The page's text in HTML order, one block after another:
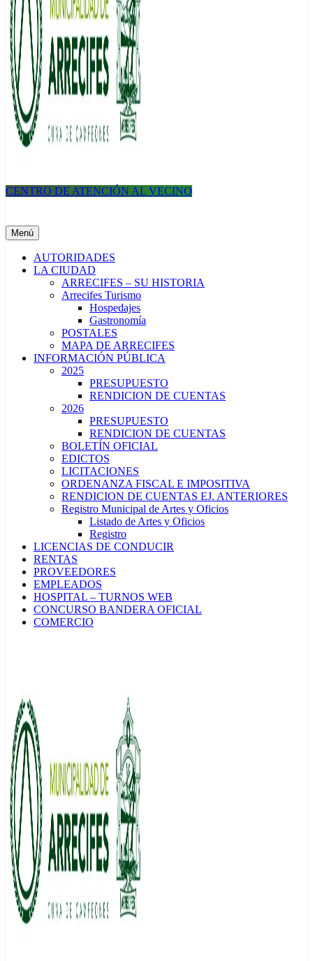
CENTRO DE ATENCIÓN AL VECINO
Menú
AUTORIDADES
LA CIUDAD
ARRECIFES – SU HISTORIA
Arrecifes Turismo
Hospedajes
Gastronomía
POSTALES
MAPA DE ARRECIFES
INFORMACIÓN PÚBLICA
2025
PRESUPUESTO
RENDICION DE CUENTAS
2026
PRESUPUESTO
RENDICION DE CUENTAS
BOLETÍN OFICIAL
EDICTOS
LICITACIONES
ORDENANZA FISCAL E IMPOSITIVA
RENDICION DE CUENTAS EJ. ANTERIORES
Registro Municipal de Artes y Oficios
Listado de Artes y Oficios
Registro
LICENCIAS DE CONDUCIR
RENTAS
PROVEEDORES
EMPLEADOS
HOSPITAL – TURNOS WEB
CONCURSO BANDERA OFICIAL
COMERCIO